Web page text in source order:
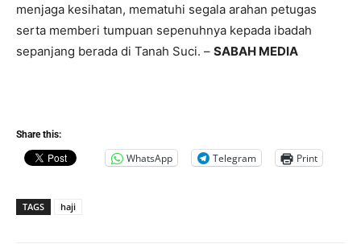
menjaga kesihatan, mematuhi segala arahan petugas
serta memberi tumpuan sepenuhnya kepada ibadah
sepanjang berada di Tanah Suci. – SABAH MEDIA
Share this:
WhatsApp Telegram Print
TAGS haji